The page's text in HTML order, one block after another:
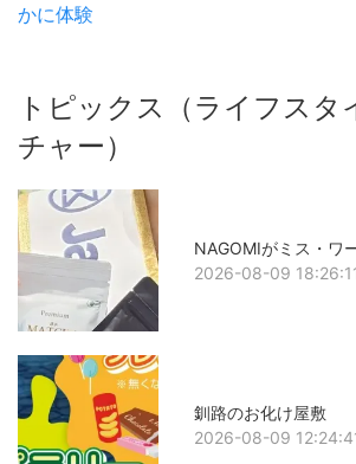
かに体験
トピックス（ライフスタ
チャー）
NAGOMIがミス・ワ
2026-08-09
釧路のお化け屋敷
2026-08-09